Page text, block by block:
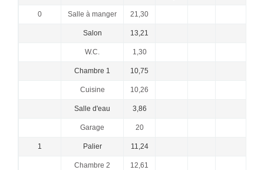
0 Salle à manger 21,30
Salon 13,21
W.C. 1,30
Chambre 1 10,75
Cuisine 10,26
Salle d'eau 3,86
Garage 20
1 Palier 11,24
Chambre 2 12,61